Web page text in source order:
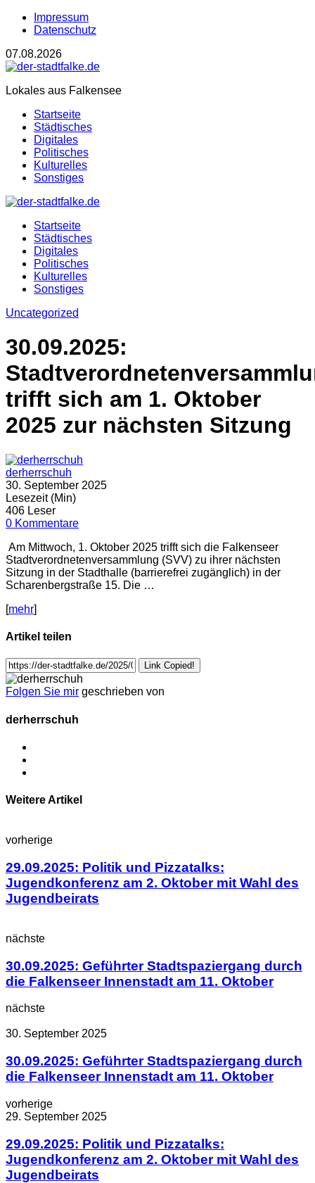
Impressum
Datenschutz
07.08.2026
Lokales aus Falkensee
Startseite
Städtisches
Digitales
Politisches
Kulturelles
Sonstiges
Startseite
Städtisches
Digitales
Politisches
Kulturelles
Sonstiges
Uncategorized
30.09.2025:
trifft sich am 1. Oktober
2025 zur nächsten Sitzung
derherrschuh
30. September 2025
Lesezeit (Min)
406 Leser
0 Kommentare
Am Mittwoch, 1. Oktober 2025 trifft sich die Falkenseer
Stadtverordnetenversammlung (SVV) zu ihrer nächsten
Sitzung in der Stadthalle (barrierefrei zugänglich) in der
Scharenbergstraße 15. Die …
[mehr]
Artikel teilen
Link Copied!
Folgen Sie mir geschrieben von
derherrschuh
Weitere Artikel
vorherige
29.09.2025: Politik und Pizzatalks:
Jugendkonferenz am 2. Oktober mit Wahl des
Jugendbeirats
nächste
30.09.2025: Geführter Stadtspaziergang durch
die Falkenseer Innenstadt am 11. Oktober
nächste
30. September 2025
30.09.2025: Geführter Stadtspaziergang durch
die Falkenseer Innenstadt am 11. Oktober
vorherige
29. September 2025
29.09.2025: Politik und Pizzatalks:
Jugendkonferenz am 2. Oktober mit Wahl des
Jugendbeirats